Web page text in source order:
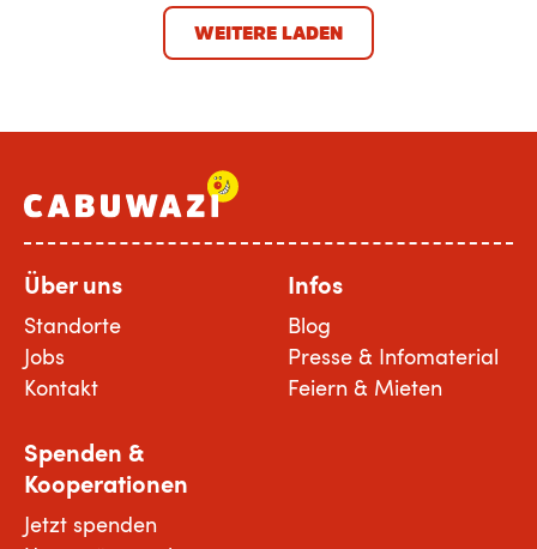
WEITERE LADEN
Über uns
Standorte
Jobs
Kontakt
Infos
Blog
Presse & Infomaterial
Feiern & Mieten
Spenden &
Kooperationen
Jetzt spenden